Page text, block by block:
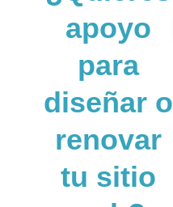
apoyo
para
diseñar o
renovar
tu sitio